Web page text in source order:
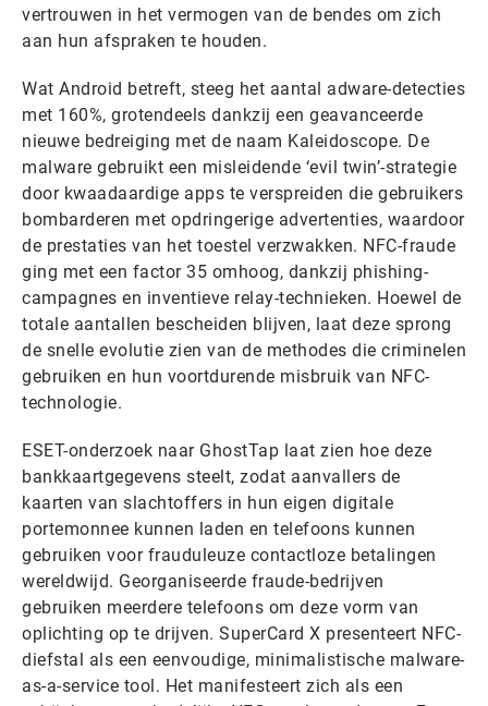
vertrouwen in het vermogen van de bendes om zich
aan hun afspraken te houden.
Wat Android betreft, steeg het aantal adware-detecties
met 160%, grotendeels dankzij een geavanceerde
nieuwe bedreiging met de naam Kaleidoscope. De
malware gebruikt een misleidende ‘evil twin’-strategie
door kwaadaardige apps te verspreiden die gebruikers
bombarderen met opdringerige advertenties, waardoor
de prestaties van het toestel verzwakken. NFC-fraude
ging met een factor 35 omhoog, dankzij phishing-
campagnes en inventieve relay-technieken. Hoewel de
totale aantallen bescheiden blijven, laat deze sprong
de snelle evolutie zien van de methodes die criminelen
gebruiken en hun voortdurende misbruik van NFC-
technologie.
ESET-onderzoek naar GhostTap laat zien hoe deze
bankkaartgegevens steelt, zodat aanvallers de
kaarten van slachtoffers in hun eigen digitale
portemonnee kunnen laden en telefoons kunnen
gebruiken voor frauduleuze contactloze betalingen
wereldwijd. Georganiseerde fraude-bedrijven
gebruiken meerdere telefoons om deze vorm van
oplichting op te drijven. SuperCard X presenteert NFC-
diefstal als een eenvoudige, minimalistische malware-
as-a-service tool. Het manifesteert zich als een